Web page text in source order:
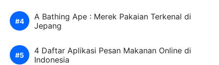
A Bathing Ape : Merek Pakaian Terkenal di
Jepang
4 Daftar Aplikasi Pesan Makanan Online di
Indonesia